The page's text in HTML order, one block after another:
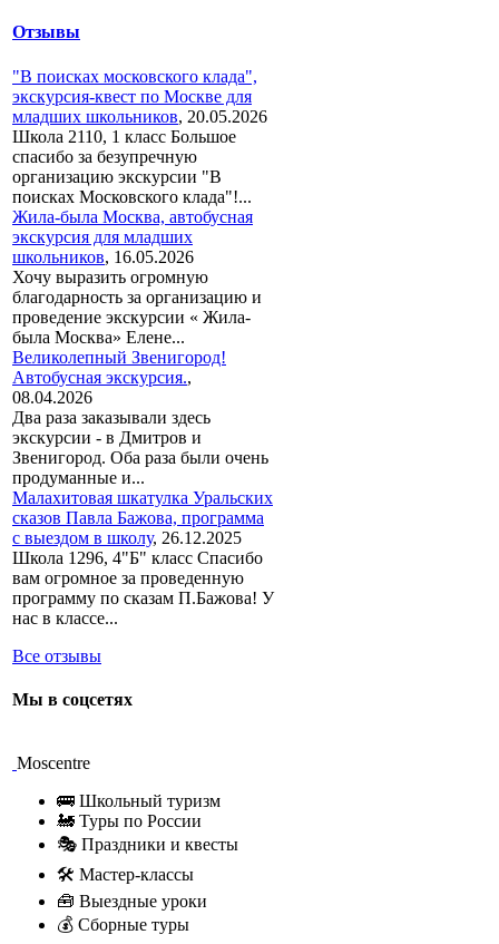
Отзывы
"В поисках московского клада",
экскурсия-квест по Москве для
младших школьников, 20.05.2026
Школа 2110, 1 класс Большое
спасибо за безупречную
организацию экскурсии "В
поисках Московского клада"!...
Жила-была Москва, автобусная
экскурсия для младших
школьников, 16.05.2026
Хочу выразить огромную
благодарность за организацию и
проведение экскурсии « Жила-
была Москва» Елене...
Великолепный Звенигород!
Автобусная экскурсия.,
08.04.2026
Два раза заказывали здесь
экскурсии - в Дмитров и
Звенигород. Оба раза были очень
продуманные и...
Малахитовая шкатулка Уральских
сказов Павла Бажова, программа
с выездом в школу, 26.12.2025
Школа 1296, 4"Б" класс Спасибо
вам огромное за проведенную
программу по сказам П.Бажова! У
нас в классе...
Все отзывы
Мы в соцсетях
Moscentre
🚌 Школьный туризм
🚂 Туры по России
🎭 Праздники и квесты
🛠 Мастер-классы
🧰 Выездные уроки
💰 Сборные туры